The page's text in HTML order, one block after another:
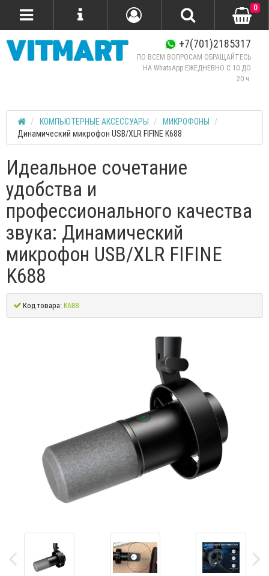
+7(701)2185317
ПО ВСЕМ ВОПРОСАМ ОБРАЩАЙТЕСЬ
НА WhatsApp ЕЖЕДНЕВНО C 10 ДО
20 ч.
0
КОМПЬЮТЕРНЫЕ АКСЕССУАРЫ
МИКРОФОНЫ
Динамический микрофон USB/XLR FIFINE K688
Идеальное сочетание
удобства и
профессионального качества
звука: Динамический
микрофон USB/XLR FIFINE
K688
Код товара:K688